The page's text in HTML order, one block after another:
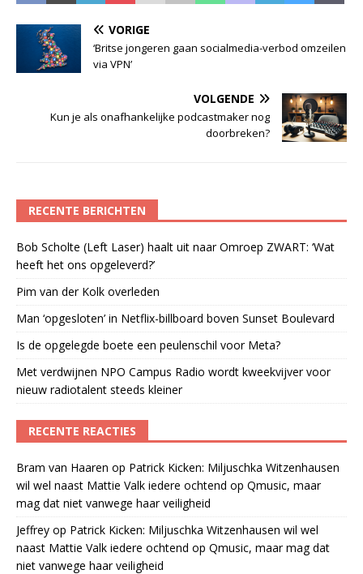
VORIGE
‘Britse jongeren gaan socialmedia-verbod omzeilen
via VPN’
VOLGENDE
Kun je als onafhankelijke podcastmaker nog
doorbreken?
RECENTE BERICHTEN
Bob Scholte (Left Laser) haalt uit naar Omroep ZWART: ‘Wat
heeft het ons opgeleverd?’
Pim van der Kolk overleden
Man ‘opgesloten’ in Netflix-billboard boven Sunset Boulevard
Is de opgelegde boete een peulenschil voor Meta?
Met verdwijnen NPO Campus Radio wordt kweekvijver voor
nieuw radiotalent steeds kleiner
RECENTE REACTIES
Bram van Haaren op Patrick Kicken: Miljuschka Witzenhausen
wil wel naast Mattie Valk iedere ochtend op Qmusic, maar
mag dat niet vanwege haar veiligheid
Jeffrey op Patrick Kicken: Miljuschka Witzenhausen wil wel
naast Mattie Valk iedere ochtend op Qmusic, maar mag dat
niet vanwege haar veiligheid